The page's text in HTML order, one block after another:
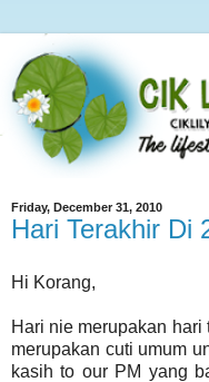
Friday, December 31, 2010
Hari Terakhir Di
Hi Korang,
Hari nie merupakan
merupakan cuti umum
kasih to our PM yang